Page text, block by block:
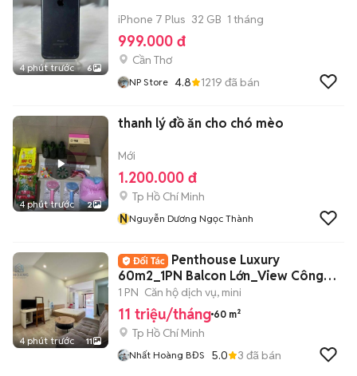
4 phút trước 6
iPhone 7 Plus 32 GB 1 tháng
999.000 đ
Cần Thơ
NP Store 4.8 1219 đã bán
4 phút trước 2
thanh lý đồ ăn cho chó mèo
Mới
1.200.000 đ
Tp Hồ Chí Minh
NNguyễn Dương Ngọc Thành
4 phút trước 11
Penthouse Luxury
60m2_1PN Balcon Lớn_View Công
Viên Ngay Võ Thị Sáu
1 PN Căn hộ dịch vụ, mini
11 triệu/tháng 60 m²
Tp Hồ Chí Minh
Nhất Hoàng BĐS 5.0 3 đã bán